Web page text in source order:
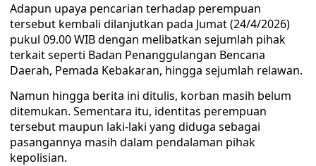
Adapun upaya pencarian terhadap perempuan
tersebut kembali dilanjutkan pada Jumat (24/4/2026)
pukul 09.00 WIB dengan melibatkan sejumlah pihak
terkait seperti Badan Penanggulangan Bencana
Daerah, Pemada Kebakaran, hingga sejumlah relawan.
Namun hingga berita ini ditulis, korban masih belum
ditemukan. Sementara itu, identitas perempuan
tersebut maupun laki-laki yang diduga sebagai
pasangannya masih dalam pendalaman pihak
kepolisian.